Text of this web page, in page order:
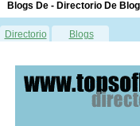
Blogs De - Directorio De
Directorio Blogs